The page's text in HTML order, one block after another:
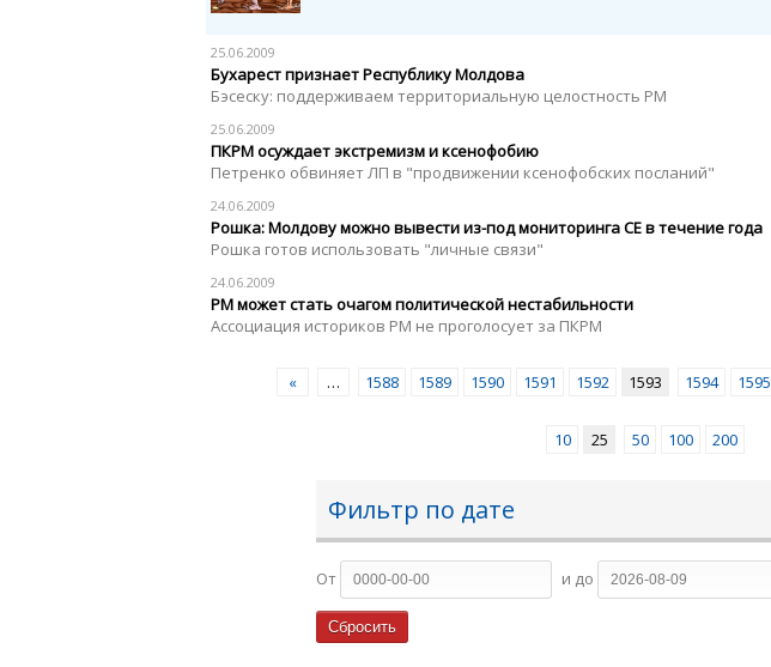
25.06.2009
Бухарест признает Республику Молдова
Бэсеску: поддерживаем территориальную целостность РМ
25.06.2009
ПКРМ осуждает экстремизм и ксенофобию
Петренко обвиняет ЛП в "продвижении ксенофобских посланий"
24.06.2009
Рошка: Молдову можно вывести из-под мониторинга СЕ в течение года
Рошка готов использовать "личные связи"
24.06.2009
РМ может стать очагом политической нестабильности
Ассоциация историков РМ не проголосует за ПКРМ
« … 1588 1589 1590 1591 1592 1593 1594 1595
10 25 50 100 200
Фильтр по дате
От и до